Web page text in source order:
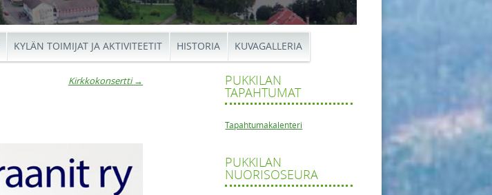
KYLÄN TOIMIJAT JA AKTIVITEETIT HISTORIA KUVAGALLERIA
Kirkkokonsertti →
Artikkelien navigaatio
PUKKILAN
TAPAHTUMAT
Tapahtumakalenteri
PUKKILAN
NUORISOSEURA